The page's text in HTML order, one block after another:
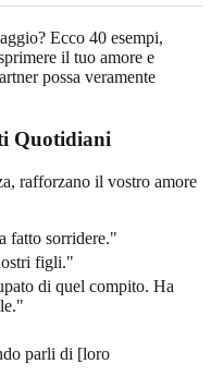
Ecco 40 esempi,
il tuo amore e
possa veramente
Quotidiani
rafforzano il vostro amore
fatto sorridere."
figli."
di quel compito. Ha
parli di [loro